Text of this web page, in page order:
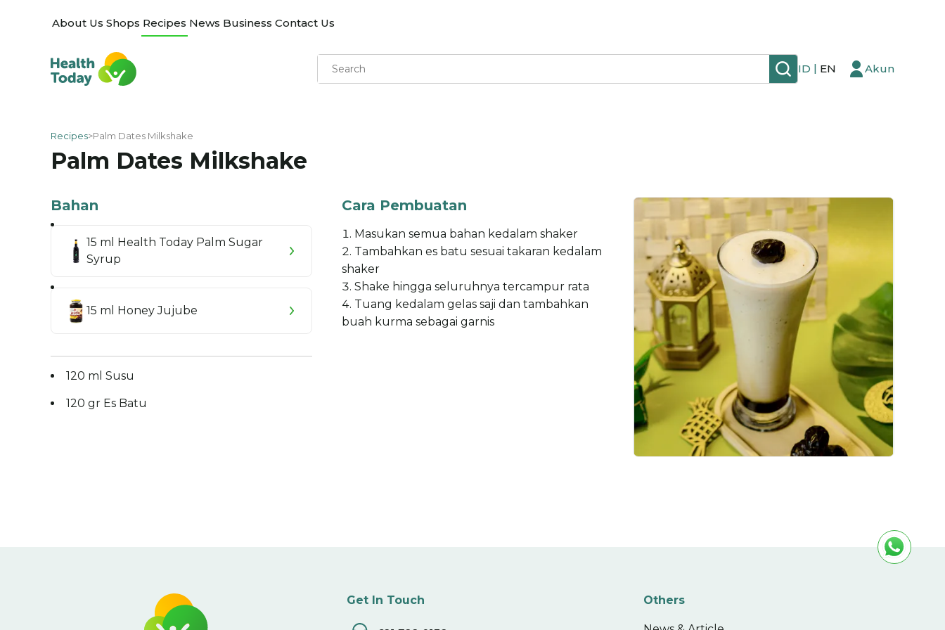
About Us Shops Recipes News Business Contact Us
ID | EN Akun
Recipes Palm Dates Milkshake
Palm Dates Milkshake
Bahan
15 ml Health Today Palm Sugar
Syrup
15 ml Honey Jujube
120 ml Susu
120 gr Es Batu
Cara Pembuatan
Masukan semua bahan kedalam shaker
Tambahkan es batu sesuai takaran kedalam
shaker
Shake hingga seluruhnya tercampur rata
Tuang kedalam gelas saji dan tambahkan
buah kurma sebagai garnis
Get In Touch Others